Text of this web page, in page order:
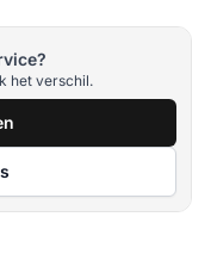
het verschil.